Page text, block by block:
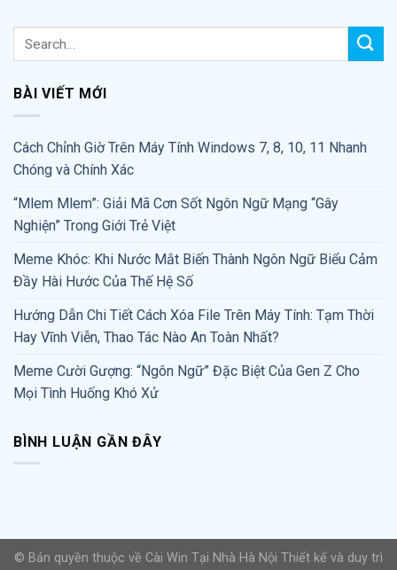
BÀI VIẾT MỚI
Cách Chỉnh Giờ Trên Máy Tính Windows 7, 8, 10, 11 Nhanh
Chóng và Chính Xác
“Mlem Mlem”: Giải Mã Cơn Sốt Ngôn Ngữ Mạng “Gây
Nghiện” Trong Giới Trẻ Việt
Meme Khóc: Khi Nước Mắt Biến Thành Ngôn Ngữ Biểu Cảm
Đầy Hài Hước Của Thế Hệ Số
Hướng Dẫn Chi Tiết Cách Xóa File Trên Máy Tính: Tạm Thời
Hay Vĩnh Viễn, Thao Tác Nào An Toàn Nhất?
Meme Cười Gượng: “Ngôn Ngữ” Đặc Biệt Của Gen Z Cho
Mọi Tình Huống Khó Xử
BÌNH LUẬN GẦN ĐÂY
© Bản quyền thuộc về Cài Win Tại Nhà Hà Nội Thiết kế và duy trì